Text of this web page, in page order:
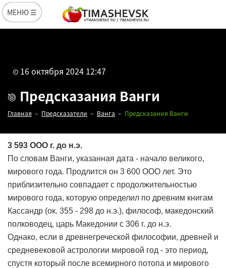
МЕНЮ ☰
16 октября 2024 12:47
Предсказания Ванги
Главная Предсказатели Ванга Предсказания Ванги
3 593 ООО г. до н.э.
По словам Ванги, указанная дата - начало великого,
мирового года. Продлится он 3 600 ООО лет. Это
приблизительно совпадает с продолжительностью
мирового года, которую определил по древним книгам
Кассандр (ок. 355 - 298 до н.э.), философ, македонский
полководец, царь Македонии с 306 г. до н.э.
Однако, если в древнегреческой философии, древней и
средневековой астрологии мировой год - это период,
спустя который после всемирного потопа и мирового